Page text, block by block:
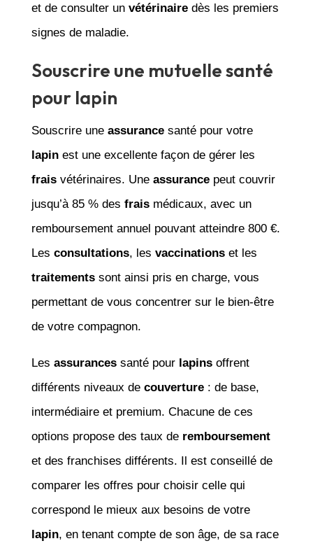
et de consulter un vétérinairedès les premiers
signes de maladie.
Souscrire une mutuelle santé
pour lapin
Souscrire une assurancesanté pour votre
lapinest une excellente façon de gérer les
fraisvétérinaires. Une assurancepeut couvrir
jusqu’à 85 % des fraismédicaux, avec un
remboursement annuel pouvant atteindre 800 €.
Les consultations, les vaccinationset les
traitementssont ainsi pris en charge, vous
permettant de vous concentrer sur le bien-être
de votre compagnon.
Les assurancessanté pour lapinsoffrent
différents niveaux de couverture: de base,
intermédiaire et premium. Chacune de ces
options propose des taux de remboursement
et des franchises différents. Il est conseillé de
comparer les offres pour choisir celle qui
correspond le mieux aux besoins de votre
lapin, en tenant compte de son âge, de sa race